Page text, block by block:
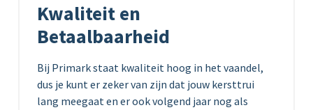
Kwaliteit en
Betaalbaarheid
Bij Primark staat kwaliteit hoog in het vaandel,
dus je kunt er zeker van zijn dat jouw kersttrui
lang meegaat en er ook volgend jaar nog als